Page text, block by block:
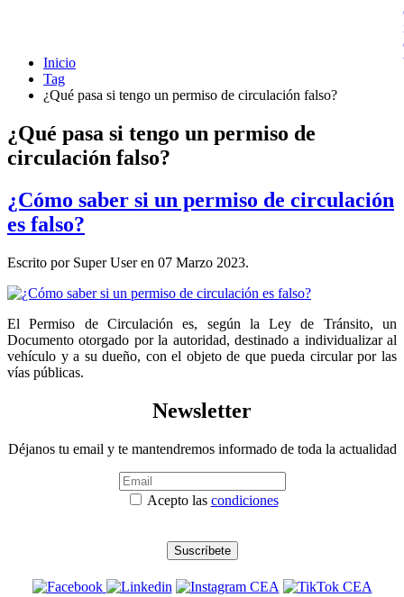
Inicio
Tag
¿Qué pasa si tengo un permiso de circulación falso?
¿Qué pasa si tengo un permiso de
circulación falso?
¿Cómo saber si un permiso de circulación
es falso?
Escrito por Super User en 07 Marzo 2023.
El Permiso de Circulación es, según la Ley de Tránsito, un
Documento otorgado por la autoridad, destinado a individualizar al
vehículo y a su dueño, con el objeto de que pueda circular por las
vías públicas.
Newsletter
Déjanos tu email y te mantendremos informado de toda la actualidad
Acepto las condiciones